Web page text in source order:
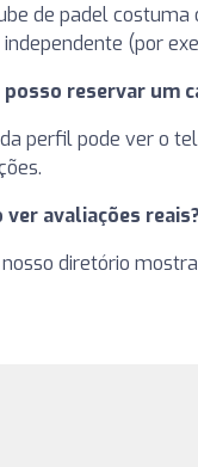
de padel costuma
(por
posso reservar um
perfil pode ver o
ver avaliações reais?
nosso diretório